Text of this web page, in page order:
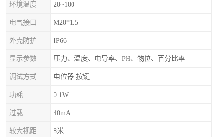
环境温度 20~100
电气接口 M20*1.5
外壳防护 IP66
显示参数 压力、温度、电导率、PH、物位、百分比率
调试方式 电位器 按键
功耗 0.1W
过载 40mA
较大视距 8米